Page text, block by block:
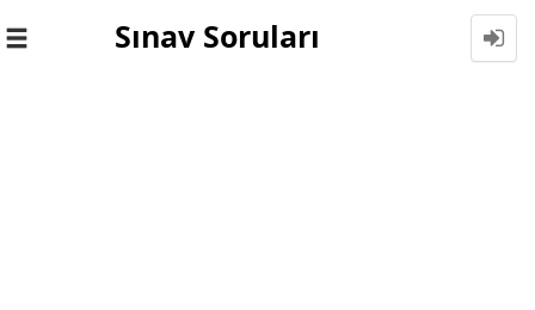
Toggle
Sınav Soruları